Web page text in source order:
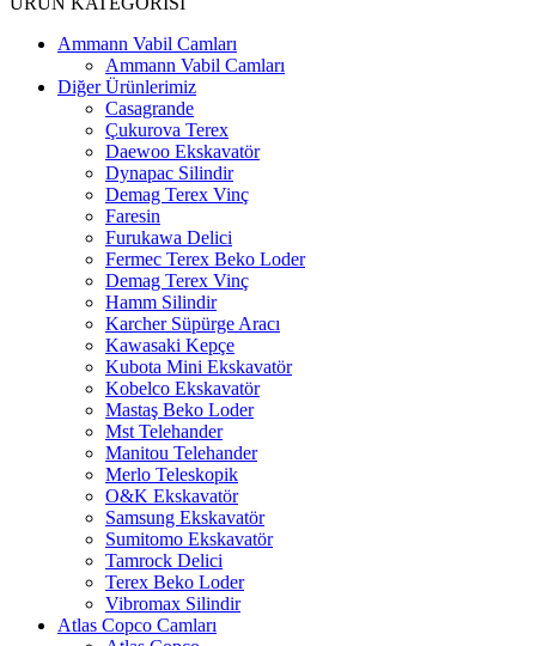
Ammann Vabil Camları
Ammann Vabil Camları
Diğer Ürünlerimiz
Casagrande
Çukurova Terex
Daewoo Ekskavatör
Dynapac Silindir
Demag Terex Vinç
Faresin
Furukawa Delici
Fermec Terex Beko Loder
Demag Terex Vinç
Hamm Silindir
Karcher Süpürge Aracı
Kawasaki Kepçe
Kubota Mini Ekskavatör
Kobelco Ekskavatör
Mastaş Beko Loder
Mst Telehander
Manitou Telehander
Merlo Teleskopik
O&K Ekskavatör
Samsung Ekskavatör
Sumitomo Ekskavatör
Tamrock Delici
Terex Beko Loder
Vibromax Silindir
Atlas Copco Camları